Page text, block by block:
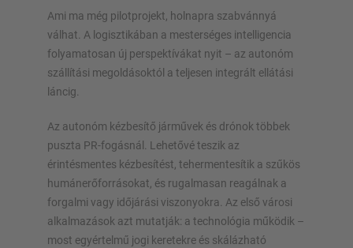
Ami ma még pilotprojekt, holnapra szabvánnyá
válhat. A logisztikában a mesterséges intelligencia
folyamatosan új perspektívákat nyit – az autonóm
szállítási megoldásoktól a teljesen integrált ellátási
láncig.
Az autonóm kézbesítő járművek és drónok többek
puszta PR-fogásnál. Lehetővé teszik az
érintésmentes kézbesítést, tehermentesítik a szűkös
humánerőforrásokat, és rugalmasan reagálnak a
forgalmi vagy időjárási viszonyokra. Az első városi
alkalmazások azt mutatják: a technológia működik –
most egyértelmű jogi keretekre és skálázható